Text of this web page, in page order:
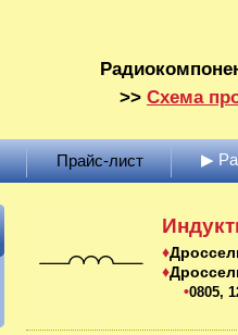
>> Схема
Прайс-лист ▶
0805,